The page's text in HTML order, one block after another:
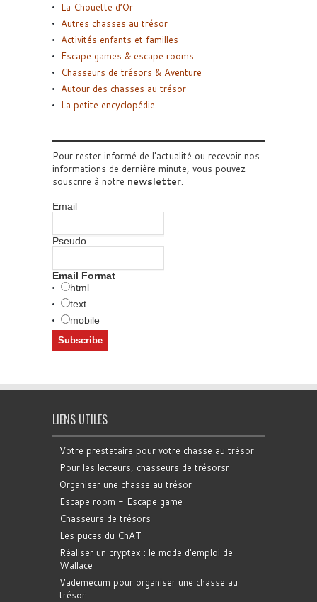
La Chouette d’Or
Autres chasses au trésor
Activités enfants et familles
Escape games & escape rooms
Chasseurs de trésors & Aventure
Autour des chasses au trésor
La petite encyclopédie
Pour rester informé de l'actualité ou recevoir nos
informations de dernière minute, vous pouvez
souscrire à notre newsletter.
Email
Pseudo
Email Format
html
text
mobile
LIENS UTILES
Votre prestataire pour votre chasse au trésor
Pour les lecteurs, chasseurs de trésorsr
Organiser une chasse au trésor
Escape room - Escape game
Chasseurs de trésors
Les puces du ChAT
Réaliser un cryptex : le mode d'emploi de
Wallace
Vademecum pour organiser une chasse au
trésor